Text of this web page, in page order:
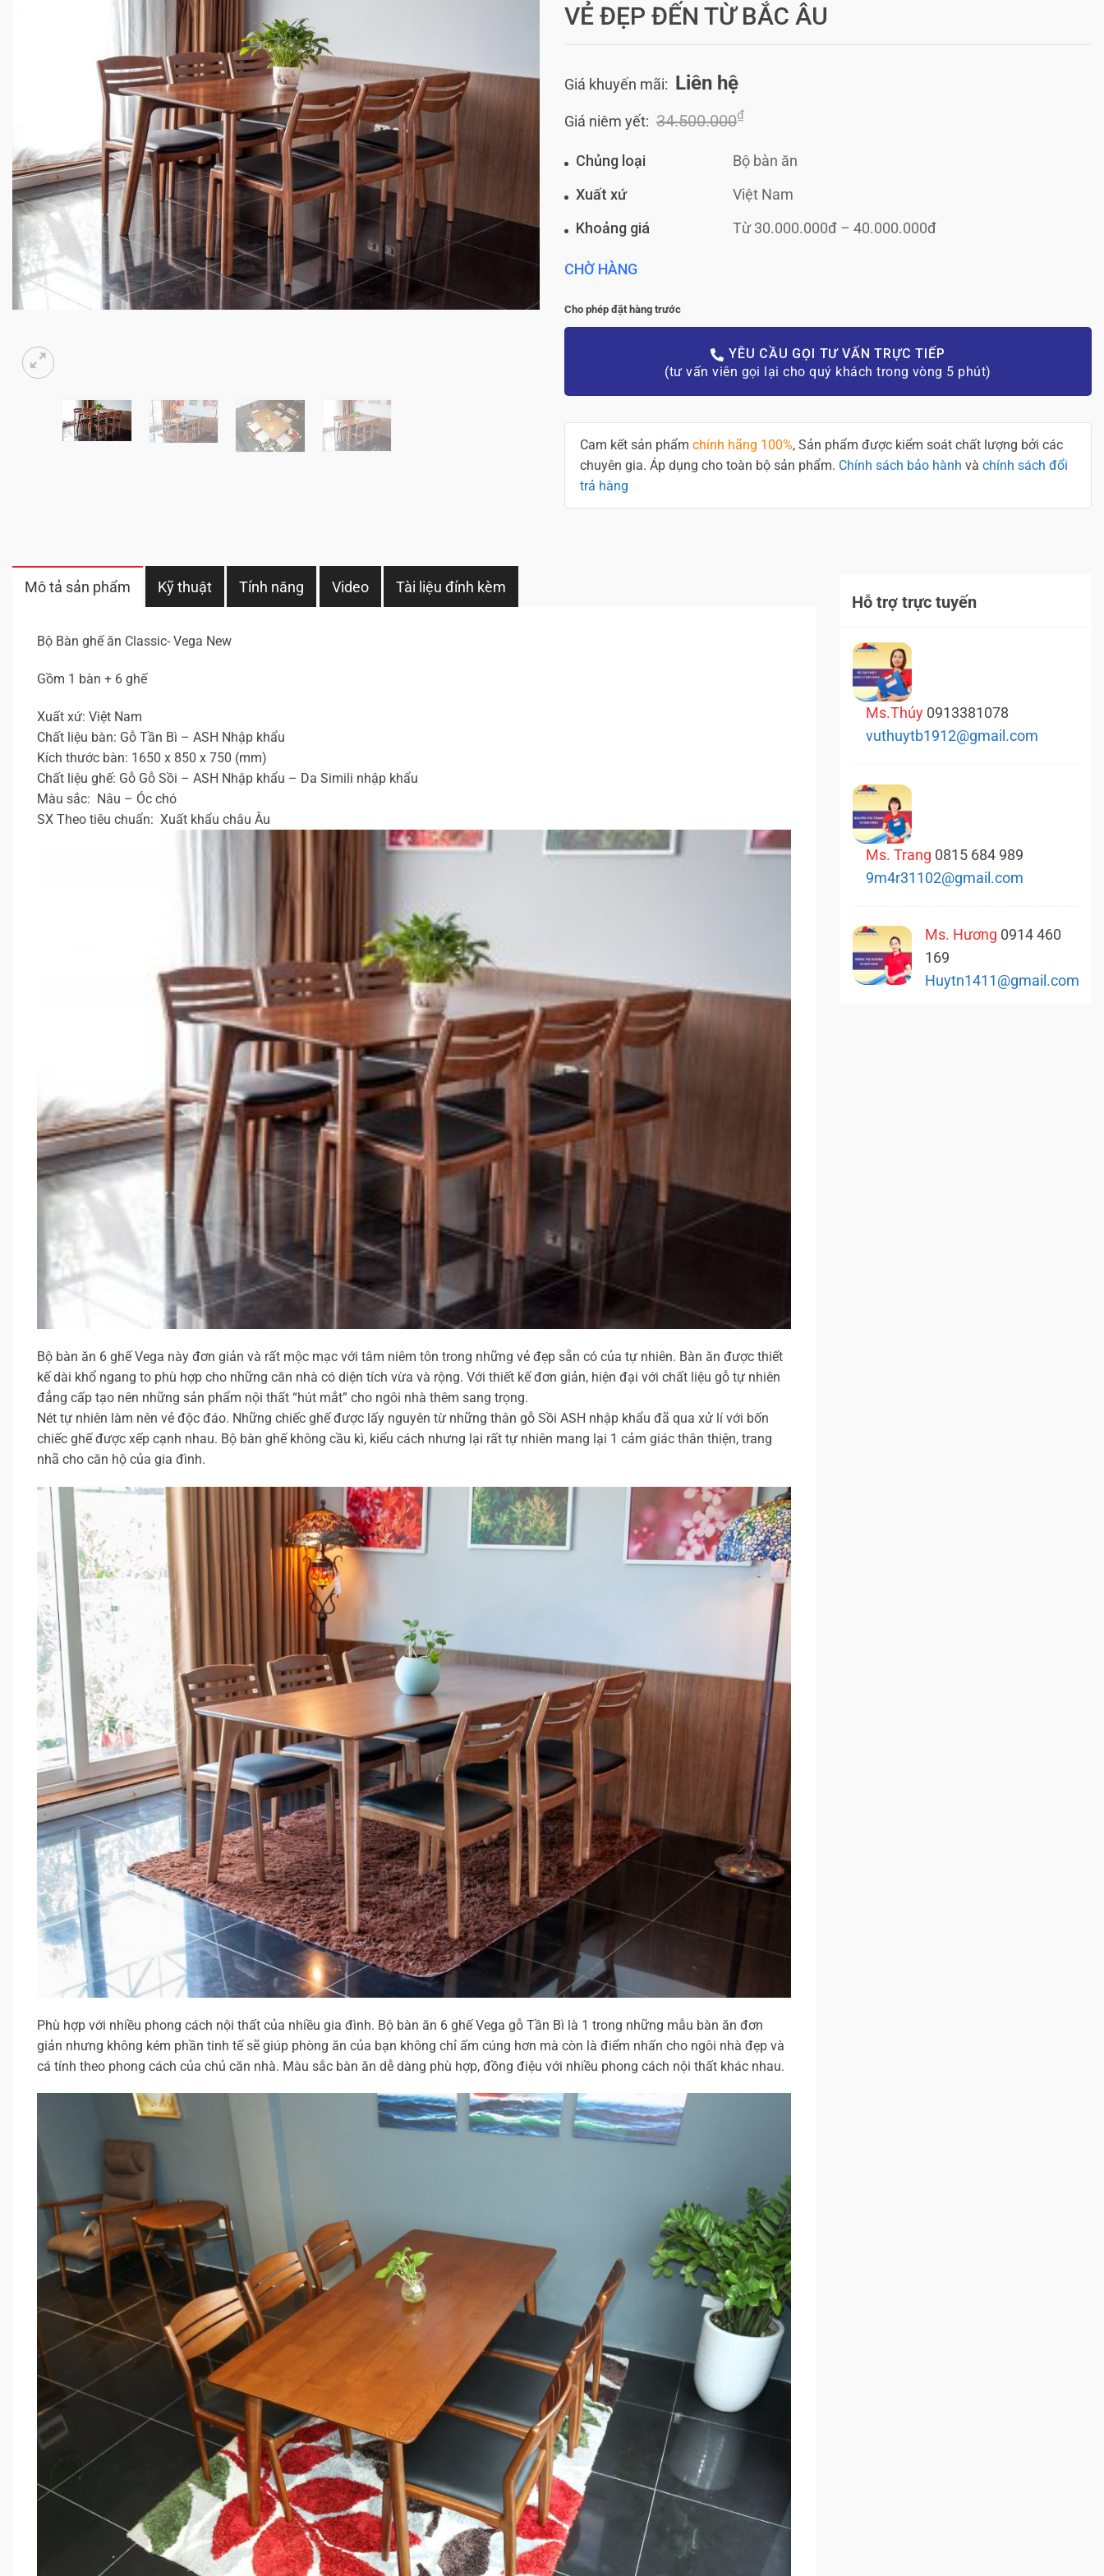
VẺ ĐẸP ĐẾN TỪ BẮC ÂU
Giá khuyến mãi: Liên hệ
Giá niêm yết: 34.500.000₫
Chủng loại
Bộ bàn ăn
Xuất xứ
Việt Nam
Khoảng giá
Từ 30.000.000đ – 40.000.000đ
CHỜ HÀNG
Cho phép đặt hàng trước
YÊU CẦU GỌI TƯ VẤN TRỰC TIẾP
(tư vấn viên gọi lại cho quý khách trong vòng 5 phút)
Cam kết sản phẩm chính hãng 100%, Sản phẩm được kiểm soát chất lượng bởi các
chuyên gia. Áp dụng cho toàn bộ sản phẩm. Chính sách bảo hành và chính sách đổi
trả hàng
Mô tả sản phẩm Kỹ thuật Tính năng Video Tài liệu đính kèm
Bộ Bàn ghế ăn Classic- Vega New
Gồm 1 bàn + 6 ghế
Xuất xứ: Việt Nam
Chất liệu bàn: Gỗ Tần Bì – ASH Nhập khẩu
Kích thước bàn: 1650 x 850 x 750 (mm)
Chất liệu ghế: Gỗ Gỗ Sồi – ASH Nhập khẩu – Da Simili nhập khẩu
Màu sắc: Nâu – Óc chó
SX Theo tiêu chuẩn: Xuất khẩu châu Âu
Bộ bàn ăn 6 ghế Vega này đơn giản và rất mộc mạc với tâm niêm tôn trong những vẻ đẹp sẵn có của tự nhiên. Bàn ăn được thiết
kế dài khổ ngang to phù hợp cho những căn nhà có diện tích vừa và rộng. Với thiết kế đơn giản, hiện đại với chất liệu gỗ tự nhiên
đẳng cấp tạo nên những sản phẩm nội thất “hút mắt” cho ngôi nhà thêm sang trọng.
Nét tự nhiên làm nên vẻ độc đáo. Những chiếc ghế được lấy nguyên từ những thân gỗ Sồi ASH nhập khẩu đã qua xử lí với bốn
chiếc ghế được xếp cạnh nhau. Bộ bàn ghế không cầu kì, kiểu cách nhưng lại rất tự nhiên mang lại 1 cảm giác thân thiện, trang
nhã cho căn hộ của gia đình.
Phù hợp với nhiều phong cách nội thất của nhiều gia đình. Bộ bàn ăn 6 ghế Vega gỗ Tần Bì là 1 trong những mẫu bàn ăn đơn
giản nhưng không kém phần tinh tế sẽ giúp phòng ăn của bạn không chỉ ấm cúng hơn mà còn là điểm nhấn cho ngôi nhà đẹp và
cá tính theo phong cách của chủ căn nhà. Màu sắc bàn ăn dễ dàng phù hợp, đồng điệu với nhiều phong cách nội thất khác nhau.
Hỗ trợ trực tuyến
Ms.Thúy 0913381078
vuthuytb1912@gmail.com
Ms. Trang 0815 684 989
9m4r31102@gmail.com
Ms. Hương 0914 460
169
Huytn1411@gmail.com